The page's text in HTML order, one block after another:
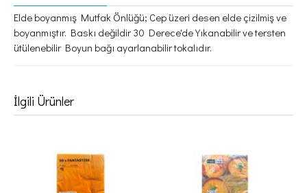
Elde boyanmış Mutfak Önlüğü; Cep üzeri desen elde çizilmiş ve
boyanmıştır. Baskı değildir 30 Derece'de Yıkanabilir ve tersten
ütülenebilir Boyun bağı ayarlanabilir tokalıdır.
İlgili Ürünler